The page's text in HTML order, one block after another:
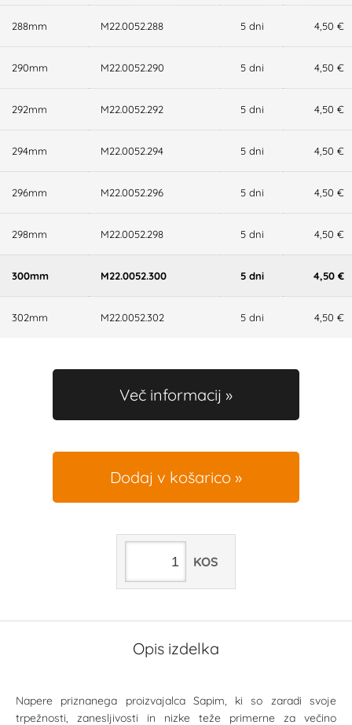
288mm M22.0052.288 5 dni 4,50 €
290mm M22.0052.290 5 dni 4,50 €
292mm M22.0052.292 5 dni 4,50 €
294mm M22.0052.294 5 dni 4,50 €
296mm M22.0052.296 5 dni 4,50 €
298mm M22.0052.298 5 dni 4,50 €
300mm M22.0052.300 5 dni 4,50 €
302mm M22.0052.302 5 dni 4,50 €
Več informacij
Dodaj v košarico
KOS
Opis izdelka
Napere priznanega proizvajalca Sapim, ki so zaradi svoje
trpežnosti, zanesljivosti in nizke teže primerne za večino